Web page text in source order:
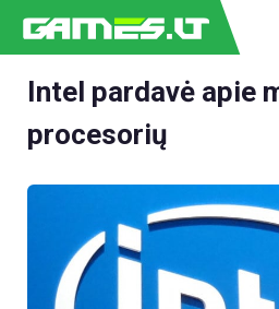
NAUJIENOS
ESPORTAS
GELEŽIS
VIDEO
APŽVALGOS
Intel pardavė apie
procesorių